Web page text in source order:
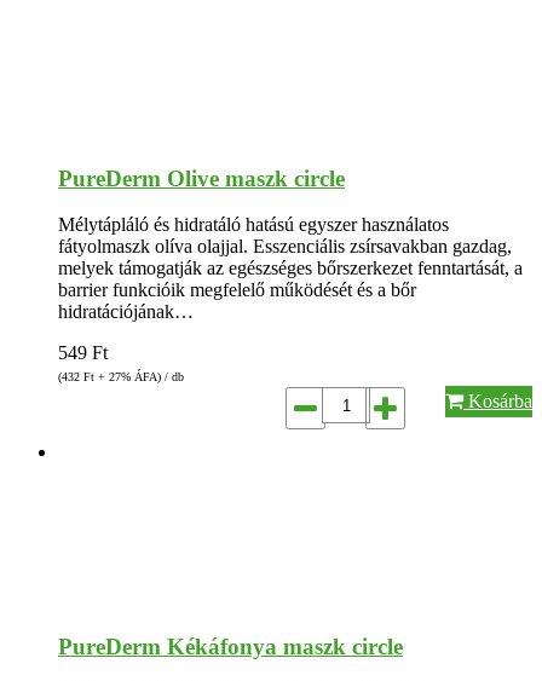
PureDerm Olive maszk circle
Mélytápláló és hidratáló hatású egyszer használatos
fátyolmaszk olíva olajjal. Esszenciális zsírsavakban gazdag,
melyek támogatják az egészséges bőrszerkezet fenntartását, a
barrier funkcióik megfelelő működését és a bőr
hidratációjának…
549 Ft
(432 Ft + 27% ÁFA) / db
Kosárba
PureDerm Kékáfonya maszk circle